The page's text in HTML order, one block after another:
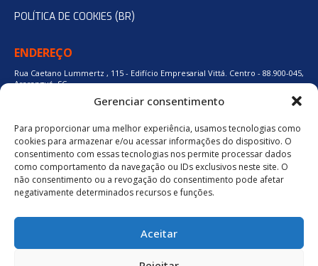
Gerenciar consentimento
Para proporcionar uma melhor experiência, usamos tecnologias como
cookies para armazenar e/ou acessar informações do dispositivo. O
consentimento com essas tecnologias nos permite processar dados
como comportamento da navegação ou IDs exclusivos neste site. O
não consentimento ou a revogação do consentimento pode afetar
negativamente determinados recursos e funções.
Aceitar
POLÍTICA DE COOKIES (BR)
ENDEREÇO
Rua Caetano Lummertz , 115 - Edifício Empresarial Vittá. Centro - 88.900-045,
Araranguá, SC.
48 3524-0137
48 9880-84667